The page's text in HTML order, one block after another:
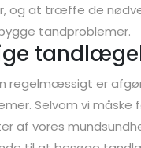
og at træffe de
tandproblemer.
regelmæssigt er
Selvom vi
af vores